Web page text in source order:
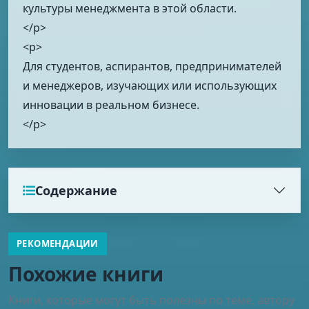
культуры менеджмента в этой области.
</p>
<p>
Для студентов, аспирантов, предпринимателей
и менеджеров, изучающих или использующих
инновации в реальном бизнесе.
</p>
Содержание
РЕКОМЕНДАЦИИ
Похожие книги
Книги, которые могут быть полезны по теме, автору